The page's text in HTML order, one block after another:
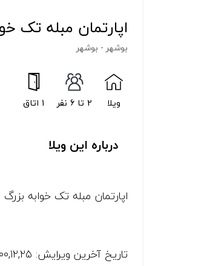
اپارتمان مبله تک
بوشهر - بوشهر
ویلا 2 تا 6 نفر 1 اتاق
درباره این ویلا
اپارتمان مبله تک خوابه
تاریخ آخرین ویرایش: ۱۴۰۰,۱۲,۲۵